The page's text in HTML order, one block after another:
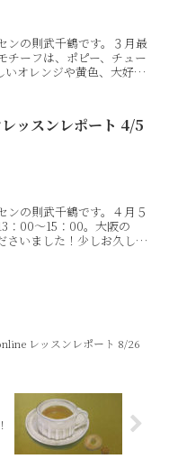
ンの則武千鶴です。３月最
チーフは、ポピー、チュー
いオレンジや黄色、大好き
ッスンレポート 4/5
ンの則武千鶴です。４月５
：00〜15：00。大阪の
いました！少しお久しぶ
レッスンレポート 8/26